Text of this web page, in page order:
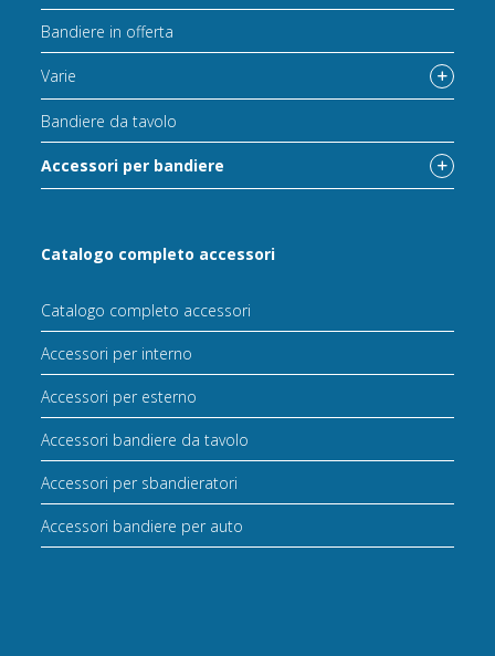
Bandiere in offerta
Varie
Bandiere da tavolo
Accessori per bandiere
Catalogo completo accessori
Catalogo completo accessori
Accessori per interno
Accessori per esterno
Accessori bandiere da tavolo
Accessori per sbandieratori
Accessori bandiere per auto